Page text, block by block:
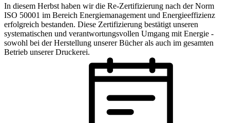
In diesem Herbst haben wir die Re-Zertifizierung nach der Norm
ISO 50001 im Bereich Energiemanagement und Energieeffizienz
erfolgreich bestanden. Diese Zertifizierung bestätigt unseren
systematischen und verantwortungsvollen Umgang mit Energie -
sowohl bei der Herstellung unserer Bücher als auch im gesamten
Betrieb unserer Druckerei.